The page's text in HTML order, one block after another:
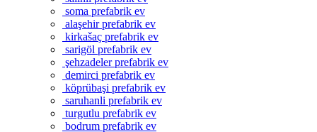
soma prefabrik ev
alaşehir prefabrik ev
kirkašaç prefabrik ev
sarigöl prefabrik ev
şehzadeler prefabrik ev
demirci prefabrik ev
köprübaşi prefabrik ev
saruhanli prefabrik ev
turgutlu prefabrik ev
bodrum prefabrik ev